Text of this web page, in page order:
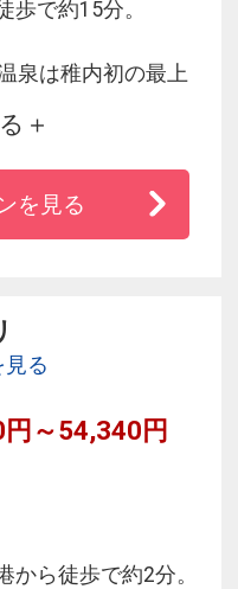
歩で約15分。
泉は稚内初の最上
心地良い潮風を感
お過ごし頂けま
事の利用におすす
を見る
見る
～54,340円
から徒歩で約2分。